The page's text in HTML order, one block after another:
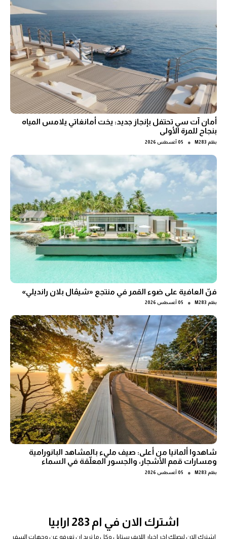
أمان آت سي تحتفل بإنجاز جديد: يخت أمانغاتي يلامس المياه
بنجاح للمرة الأولى
بقلم M283
● 05 أغسطس 2026
فنّ العافية على ضوء القمر في منتجع «شيڤال بلان رانديلي»
بقلم M283
● 05 أغسطس 2026
شاهدوا ألمانيا من أعلى: صيف مليء بالمشاهد البانورامية
ومسارات قمم الأشجار، والجسور المعلّقة في السماء
بقلم M283
● 05 أغسطس 2026
اشترك الان في ام 283 ارابيا
اشترك الان ليصلك اخر اخبار اللايف ستايل وكل ما تريد ان تعرفه عن وجهات السفر